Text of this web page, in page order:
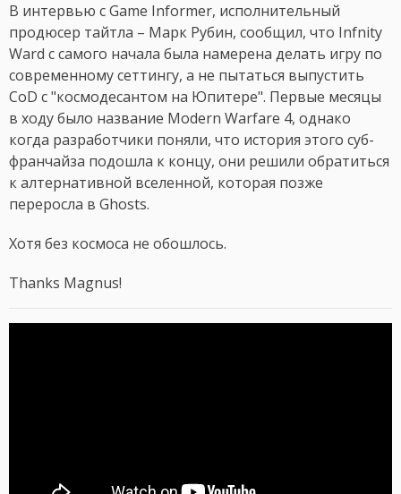
В интервью с Game Informer, исполнительный
продюсер тайтла – Марк Рубин, сообщил, что Infnity
Ward с самого начала была намерена делать игру по
современному сеттингу, а не пытаться выпустить
CoD с "космодесантом на Юпитере". Первые месяцы
в ходу было название Modern Warfare 4, однако
когда разработчики поняли, что история этого суб-
франчайза подошла к концу, они решили обратиться
к алтернативной вселенной, которая позже
переросла в Ghosts.
Хотя без космоса не обошлось.
Thanks Magnus!